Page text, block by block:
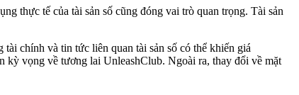
thực tế của tài sản số cũng đóng vai trò quan trọng. Tài sản
chính và tin tức liên quan tài sản số có thể khiến giá
kỳ vọng về tương lai UnleashClub. Ngoài ra, thay đổi về mặt